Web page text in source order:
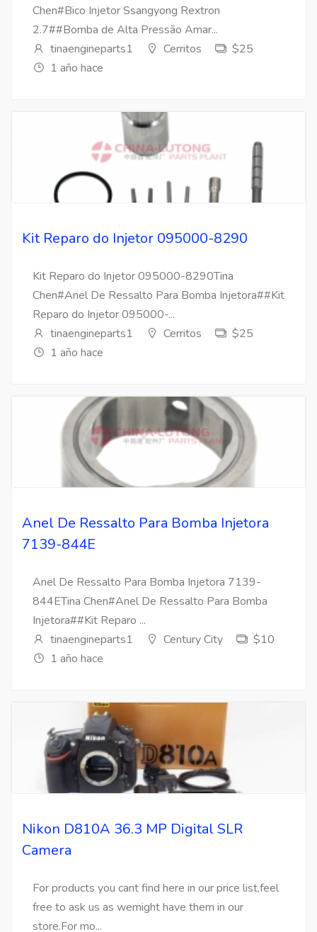
Chen#Bico Injetor Ssangyong Rextron
2.7##Bomba de Alta Pressão Amar...
tinaengineparts1
Cerritos
$25
1 año hace
Kit Reparo do Injetor 095000-8290
Kit Reparo do Injetor 095000-8290Tina
Chen#Anel De Ressalto Para Bomba Injetora##Kit
Reparo do Injetor 095000-...
tinaengineparts1
Cerritos
$25
1 año hace
Anel De Ressalto Para Bomba Injetora
7139-844E
Anel De Ressalto Para Bomba Injetora 7139-
844ETina Chen#Anel De Ressalto Para Bomba
Injetora##Kit Reparo ...
tinaengineparts1
Century City
$10
1 año hace
Nikon D810A 36.3 MP Digital SLR
Camera
For products you cant find here in our price list,feel
free to ask us as wemight have them in our
store.For mo...